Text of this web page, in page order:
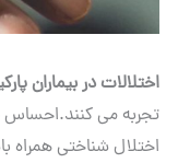
اختلالات در بیماران
تجربه می کنند.احساس
اختلال شناختی همراه